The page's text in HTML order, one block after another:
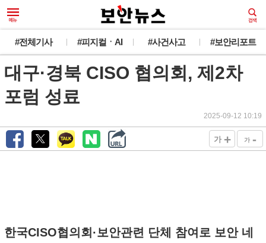
#전체기사 #피지컬ㆍAI #사건사고 #보안리포트
대구·경북 CISO 협의회, 제2차
포럼 성료
2025-09-12 10:19
가 + 가 -
한국CISO협의회·보안관련 단체 참여로 보안 네